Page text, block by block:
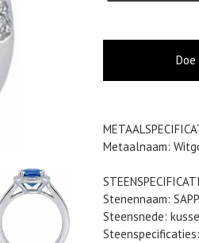
toegevoegen
aan
winkelwagen
Metaalnaam:
Stenennaam:
Steensnede: